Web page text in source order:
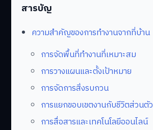
สารบัญ
ความสำคัญของการทำงานจากที่บ้าน
การจัดพื้นที่ทำงานที่เหมาะสม
การวางแผนและตั้งเป้าหมาย
การจัดการสิ่งรบกวน
การแยกขอบเขตงานกับชีวิตส่วนตัว
การสื่อสารและเทคโนโลยีออนไลน์